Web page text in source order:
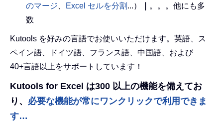
のマージ
Excel セルを分割 ...）
。。。他にも多
数
Kutools を好みの言語でお使いいただけます。英語、ス
ペイン語、ドイツ語、フランス語、中国語、および
40+言語以上をサポートしています！
Kutools for Excel は300 以上の機能を備えてお
り、 必要な機能が常にワンクリックで利用できま
す…